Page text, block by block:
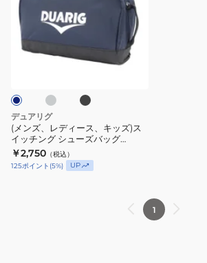
レ
デ
キ
ッ
ズ)
ス
イ
ブ
デュアリグ
(メンズ、レディース、キッズ)ス
イッチング シューズバッグ
4S0004-LABG-921ST
￥2,750 （税込）
125ポイント (5%) UP
1